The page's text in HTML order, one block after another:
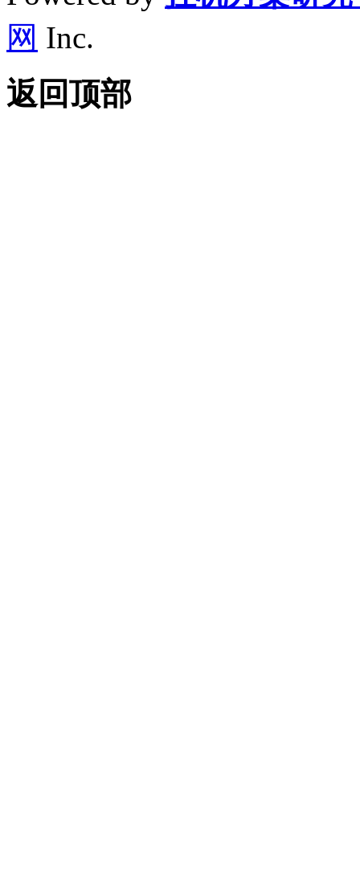
网 Inc.
返回顶部